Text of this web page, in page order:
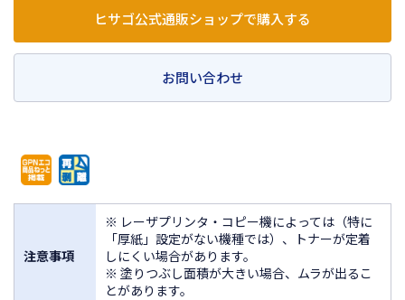
剥離紙（台紙）は樹脂ラミネート加工をしていませんので、そのまま雑
誌古紙としてリサイクルできます。
ヒサゴ公式通販ショップで購入する
お問い合わせ
注意事項
※ レーザプリンタ・コピー機によっては（特に
「厚紙」設定がない機種では）、トナーが定着
しにくい場合があります。
※ 塗りつぶし面積が大きい場合、ムラが出るこ
とがあります。